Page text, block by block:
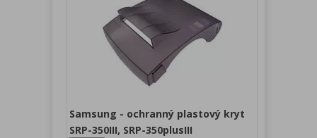
Samsung - ochranný plastový kryt
SRP-350III, SRP-350plusIII